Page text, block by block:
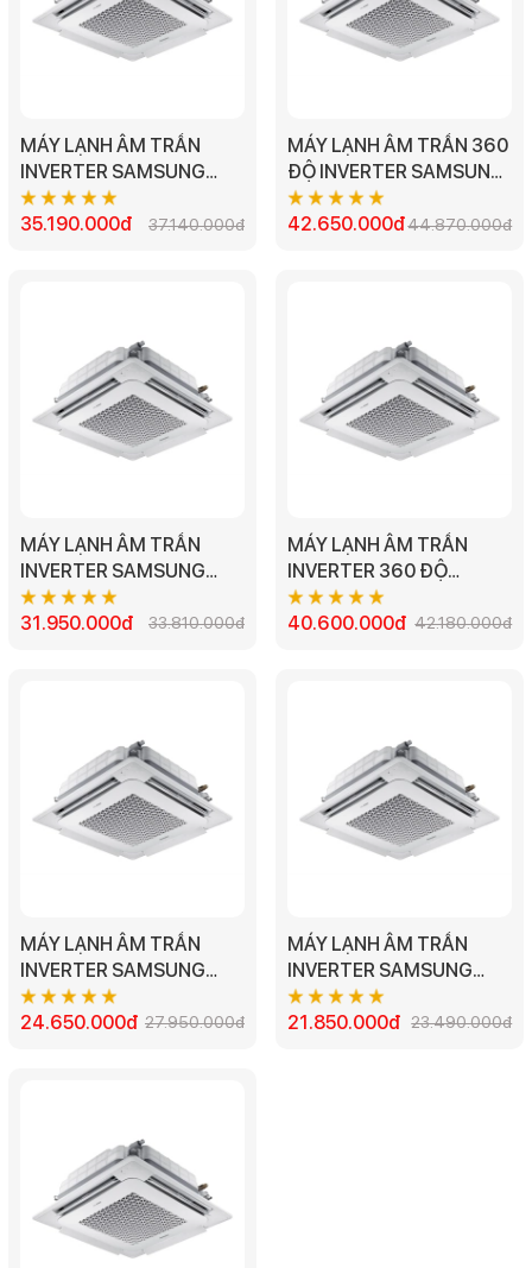
MÁY LẠNH ÂM TRẦN
INVERTER SAMSUNG
AC120TN4DKC/EA -
4.5HP
35.190.000đ 37.140.000đ
MÁY LẠNH ÂM TRẦN 360
ĐỘ INVERTER SAMSUNG
AC140TN4PKC/EA -
5.0HP
42.650.000đ44.870.000đ
MÁY LẠNH ÂM TRẦN
INVERTER SAMSUNG
AC100TN4DKC/EA - 4HP
31.950.000đ
33.810.000đ
MÁY LẠNH ÂM TRẦN
INVERTER 360 ĐỘ
SAMSUNG
AC120TN4PKC/EA -
40.600.000đ 42.180.000đ
MÁY LẠNH ÂM TRẦN
INVERTER SAMSUNG
AC071TN4DKC/EA -
3.0HP
24.650.000đ 27.950.000đ
MÁY LẠNH ÂM TRẦN
INVERTER SAMSUNG
AC052TN4DKC/EA 2HP
21.850.000đ 23.490.000đ